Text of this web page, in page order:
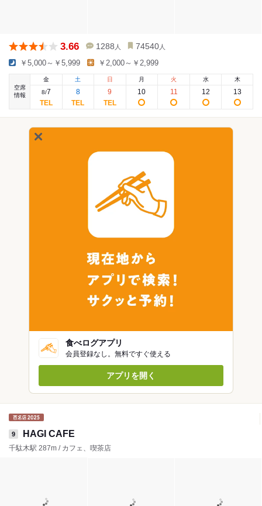
3.66 1288 人 74540 人
￥5,000～￥5,999 ￥2,000～￥2,999
空席
情報
金
8/7
土
8
日
9
月
10
火
11
水
12
木
13
食べログアプリ
会員登録なし。無料ですぐ使える
アプリを開く
9 HAGI CAFE
千駄木駅 287m / カフェ、喫茶店